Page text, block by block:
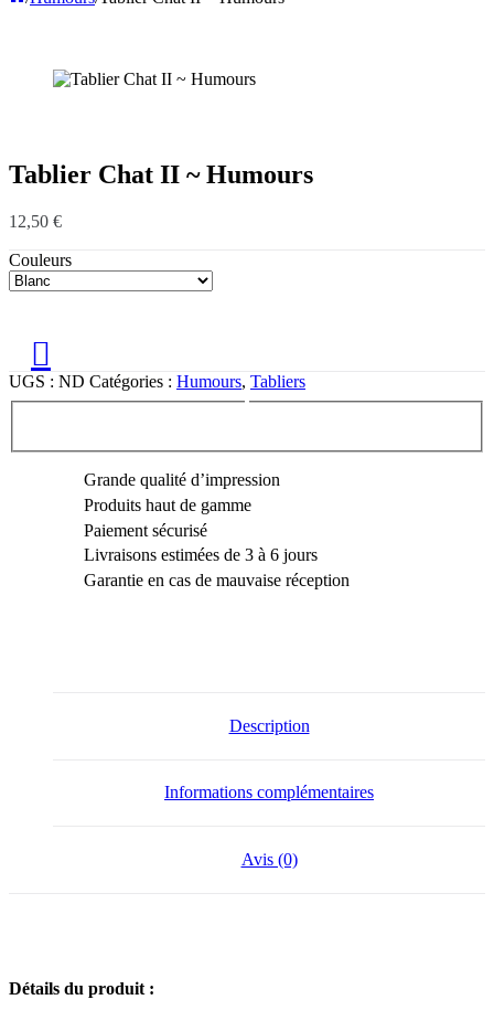
Tablier Chat II ~ Humours
12,50 €
Couleurs
UGS : ND Catégories : Humours, Tabliers
Grande qualité d’impression
Produits haut de gamme
Paiement sécurisé
Livraisons estimées de 3 à 6 jours
Garantie en cas de mauvaise réception
Description
Informations complémentaires
Avis (0)
Détails du produit :